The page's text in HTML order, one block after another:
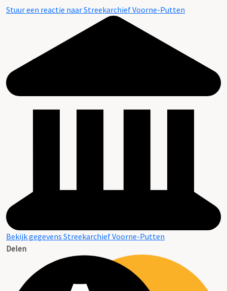
Stuur een reactie naar Streekarchief Voorne-Putten
Bekijk gegevens Streekarchief Voorne-Putten
Delen